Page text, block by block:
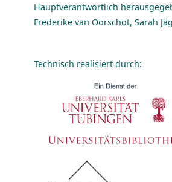
Hauptverantwortlich
Frederike van Oorschot, Sarah
Technisch realisiert durch: